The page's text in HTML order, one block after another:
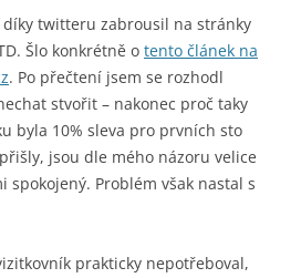
díky twitteru zabrousil na stránky
Šlo konkrétně o tento článek na
. Po přečtení jsem se rozhodl
stvořit – nakonec proč taky
byla 10% sleva pro prvních sto
jsou dle mého názoru velice
spokojený. Problém však nastal s
prakticky nepotřeboval,